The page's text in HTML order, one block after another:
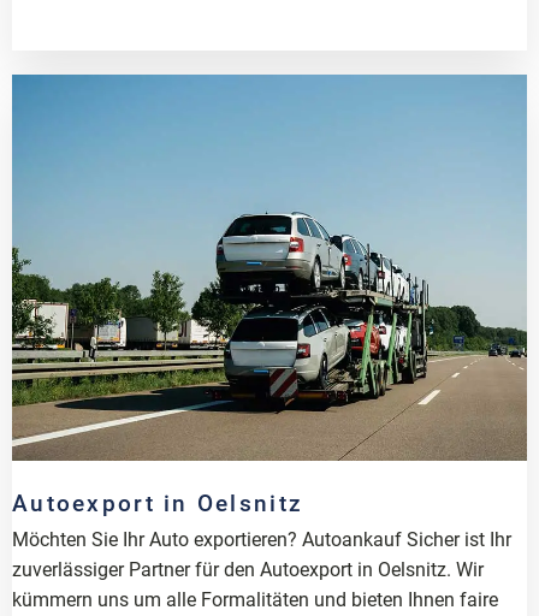
Autoexport in Oelsnitz
Möchten Sie Ihr Auto exportieren? Autoankauf Sicher ist Ihr
zuverlässiger Partner für den Autoexport in Oelsnitz. Wir
kümmern uns um alle Formalitäten und bieten Ihnen faire